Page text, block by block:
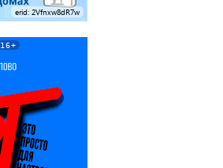
erid: 2Vfnxw8dR7w
16+